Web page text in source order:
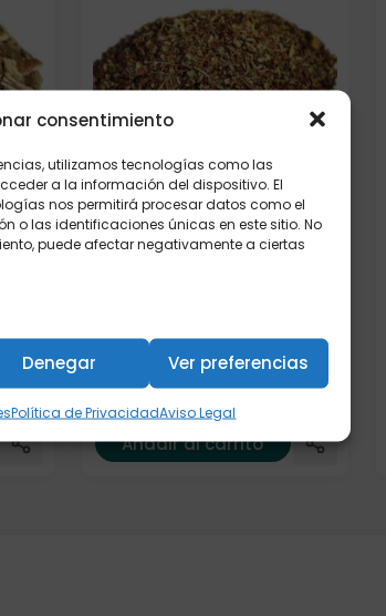
consentimiento
utilizamos tecnologías como las
a la información del dispositivo. El
nos permitirá procesar datos como el
o las identificaciones únicas en este sitio. No
puede afectar negativamente a ciertas
Denegar Ver preferencias
Política de PrivacidadAviso Legal
gr.
Infusión relax "Tulsi y
Rooibos a la Naranja" 50
Peso/formato
Añadir al carrito